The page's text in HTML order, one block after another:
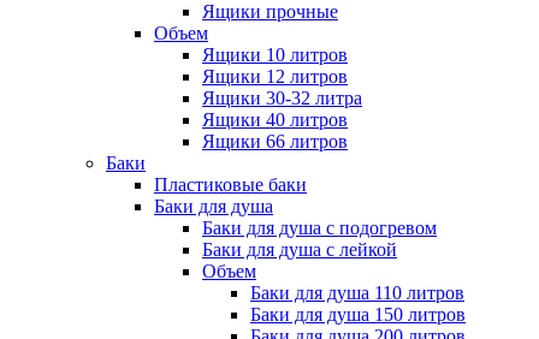
Ящики прочные
Объем
Ящики 10 литров
Ящики 12 литров
Ящики 30-32 литра
Ящики 40 литров
Ящики 66 литров
Баки
Пластиковые баки
Баки для душа
Баки для душа с подогревом
Баки для душа с лейкой
Объем
Баки для душа 110 литров
Баки для душа 150 литров